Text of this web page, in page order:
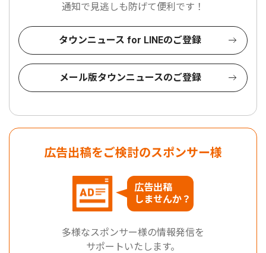
通知で見逃しも防げて便利です！
タウンニュース for LINEのご登録
メール版タウンニュースのご登録
広告出稿をご検討のスポンサー様
広告出稿
しませんか？
多様なスポンサー様の情報発信を
サポートいたします。